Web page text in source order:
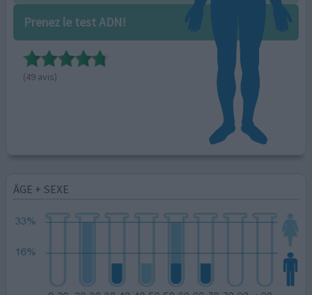
Prenez le test ADN!
(49 avis)
ÂGE + SEXE